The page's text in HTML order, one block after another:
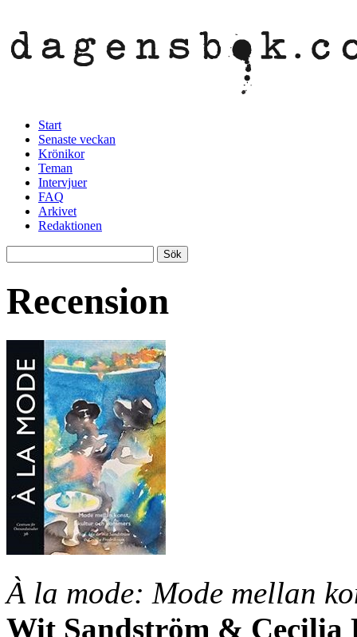
Start
Senaste veckan
Krönikor
Teman
Intervjuer
FAQ
Arkivet
Redaktionen
Recension
À la mode: Mode mellan
Wit Sandström & Cecilia